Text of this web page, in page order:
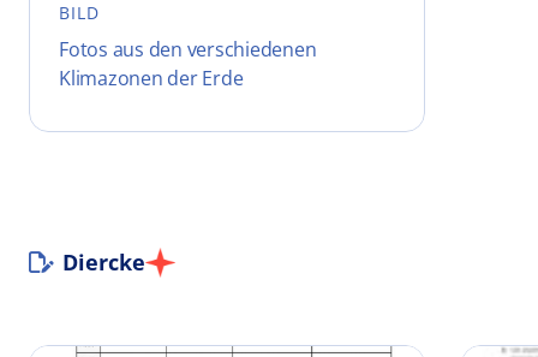
BILD
Fotos aus den verschiedenen
Klimazonen der Erde
Diercke